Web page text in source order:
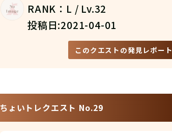
RANK：L / Lv.32
投稿日:2021-04-01
このクエストの発見レポー
ちょいトレクエスト No.29